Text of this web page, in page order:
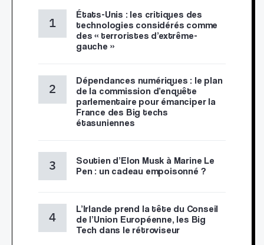
États-Unis : les critiques des
technologies considérés comme
des « terroristes d’extrême-
gauche »
Dépendances numériques : le plan
de la commission d’enquête
parlementaire pour émanciper la
France des Big techs
étasuniennes
Soutien d’Elon Musk à Marine Le
Pen : un cadeau empoisonné ?
L’Irlande prend la tête du Conseil
de l’Union Européenne, les Big
Tech dans le rétroviseur